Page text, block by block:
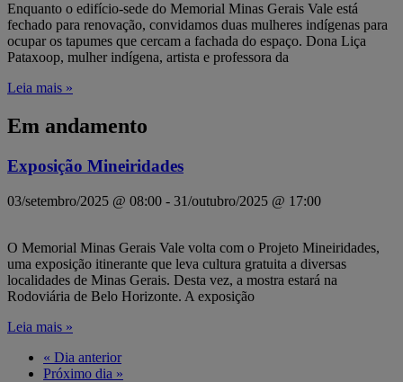
Enquanto o edifício-sede do Memorial Minas Gerais Vale está
fechado para renovação, convidamos duas mulheres indígenas para
ocupar os tapumes que cercam a fachada do espaço. Dona Liça
Pataxoop, mulher indígena, artista e professora da
Leia mais »
Em andamento
Exposição Mineiridades
03/setembro/2025 @ 08:00 - 31/outubro/2025 @ 17:00
O Memorial Minas Gerais Vale volta com o Projeto Mineiridades,
uma exposição itinerante que leva cultura gratuita a diversas
localidades de Minas Gerais. Desta vez, a mostra estará na
Rodoviária de Belo Horizonte. A exposição
Leia mais »
« Dia anterior
Próximo dia »